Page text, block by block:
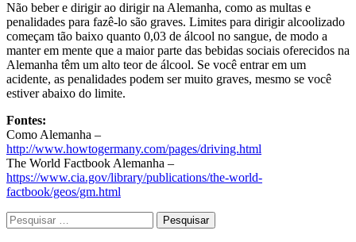
Não beber e dirigir ao dirigir na Alemanha, como as multas e
penalidades para fazê-lo são graves. Limites para dirigir alcoolizado
começam tão baixo quanto 0,03 de álcool no sangue, de modo a
manter em mente que a maior parte das bebidas sociais oferecidos na
Alemanha têm um alto teor de álcool. Se você entrar em um
acidente, as penalidades podem ser muito graves, mesmo se você
estiver abaixo do limite.
Fontes:
Como Alemanha –
http://www.howtogermany.com/pages/driving.html
The World Factbook Alemanha –
https://www.cia.gov/library/publications/the-world-
factbook/geos/gm.html
Pesquisar
por: